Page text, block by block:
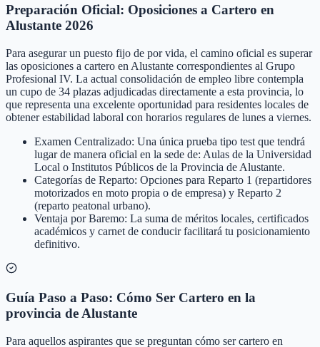
Preparación Oficial: Oposiciones a Cartero en
Alustante 2026
Para asegurar un puesto fijo de por vida, el camino oficial es superar
las oposiciones a cartero en Alustante correspondientes al Grupo
Profesional IV. La actual consolidación de empleo libre contempla
un cupo de 34 plazas adjudicadas directamente a esta provincia, lo
que representa una excelente oportunidad para residentes locales de
obtener estabilidad laboral con horarios regulares de lunes a viernes.
Examen Centralizado: Una única prueba tipo test que tendrá
lugar de manera oficial en la sede de: Aulas de la Universidad
Local o Institutos Públicos de la Provincia de Alustante.
Categorías de Reparto: Opciones para Reparto 1 (repartidores
motorizados en moto propia o de empresa) y Reparto 2
(reparto peatonal urbano).
Ventaja por Baremo: La suma de méritos locales, certificados
académicos y carnet de conducir facilitará tu posicionamiento
definitivo.
Guía Paso a Paso: Cómo Ser Cartero en la
provincia de Alustante
Para aquellos aspirantes que se preguntan cómo ser cartero en